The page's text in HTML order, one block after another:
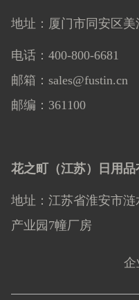
地址：厦门市同安区美
电话：400-800-6681
邮箱：sales@fustin.cn
邮编：361100
花之町（江苏）日用品
地址： 江苏省淮安市
产业园7幢厂房
企